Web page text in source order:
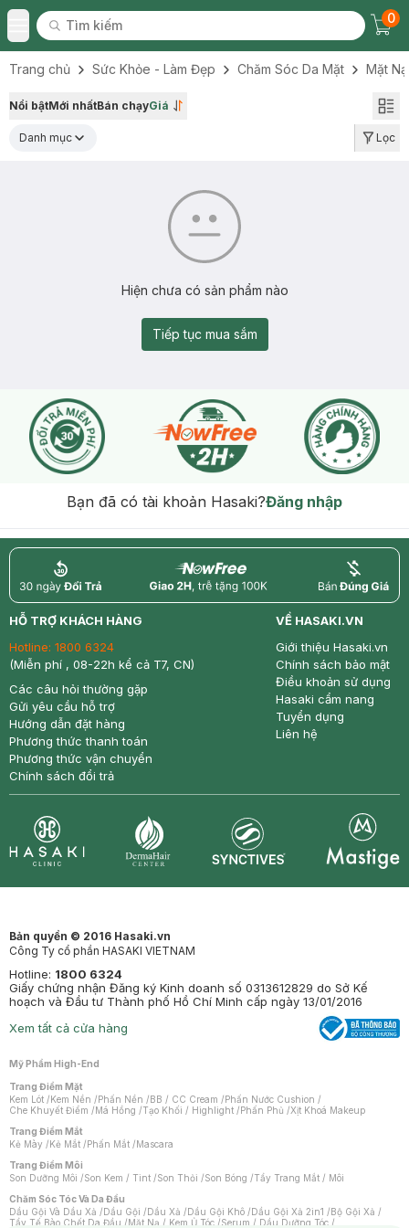
Toggle Menu
Tìm kiếm
Tìm kiếm
0
Trang chủ Sức Khỏe - Làm Đẹp Chăm Sóc Da Mặt Mặt Nạ
Nổi bậtMới nhấtBán chạyGiá
Danh mục Lọc
Hiện chưa có sản phẩm nào
Tiếp tục mua sắm
Bạn đã có tài khoản Hasaki?Đăng nhập
return nowfree price
HỖ TRỢ KHÁCH HÀNG
Hotline: 1800 6324
(Miễn phí , 08-22h kể cả T7, CN)
Các câu hỏi thường gặp
Gửi yêu cầu hỗ trợ
Hướng dẫn đặt hàng
Phương thức thanh toán
Phương thức vận chuyển
Chính sách đổi trả
VỀ HASAKI.VN
Giới thiệu Hasaki.vn
Chính sách bảo mật
Điều khoản sử dụng
Hasaki cẩm nang
Tuyển dụng
Liên hệ
Bản quyền © 2016 Hasaki.vn
Công Ty cổ phần HASAKI VIETNAM
Hotline: 1800 6324
Giấy chứng nhận Đăng ký Kinh doanh số 0313612829 do Sở Kế
hoạch và Đầu tư Thành phố Hồ Chí Minh cấp ngày 13/01/2016
Xem tất cả cửa hàng
Mỹ Phẩm High-End
Trang Điểm Mặt
Kem Lót /Kem Nền /Phấn Nền /BB / CC Cream /Phấn Nước Cushion /
Che Khuyết Điểm /Má Hồng /Tạo Khối / Highlight /Phấn Phủ /Xịt Khoá Makeup
Trang Điểm Mắt
Kẻ Mày /Kẻ Mắt /Phấn Mắt /Mascara
Trang Điểm Môi
Son Dưỡng Môi /Son Kem / Tint /Son Thỏi /Son Bóng /Tẩy Trang Mắt / Môi
Chăm Sóc Tóc Và Da Đầu
Dầu Gội Và Dầu Xả /Dầu Gội /Dầu Xả /Dầu Gội Khô /Dầu Gội Xả 2in1 /Bộ Gội Xả /
Tẩy Tế Bào Chết Da Đầu /Mặt Nạ / Kem Ủ Tóc /Serum / Dầu Dưỡng Tóc /